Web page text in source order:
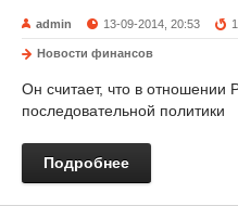
admin 13-09-2014, 20:53
Новости финансов
Он считает, что в отношении
последовательной политики
Подробнее